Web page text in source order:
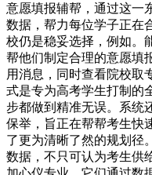
意愿填报辅帮，通过这一
数据，帮力每位学子正在
校仍是稳妥选择，例如。
帮他们制定合理的意愿填
用消息，同时查看院校取
式是专为高考学生打制的
步都做到精准无误。系统
保举，旨正在帮帮考生快
了更为清晰了然的规划径
数据，不只可认为考生供